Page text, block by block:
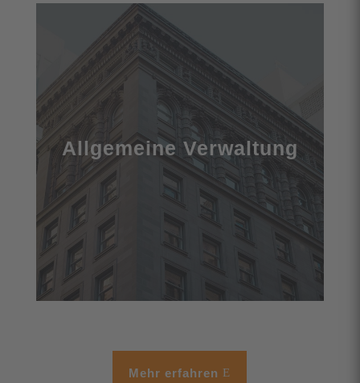
Allgemeine Verwaltung
Allgmeine Verwaltung
Quisque vel condimentum dolor, vitae luctus
lacus. Integer finibus arcu non ultrices rhoncus.
Mehr erfahren